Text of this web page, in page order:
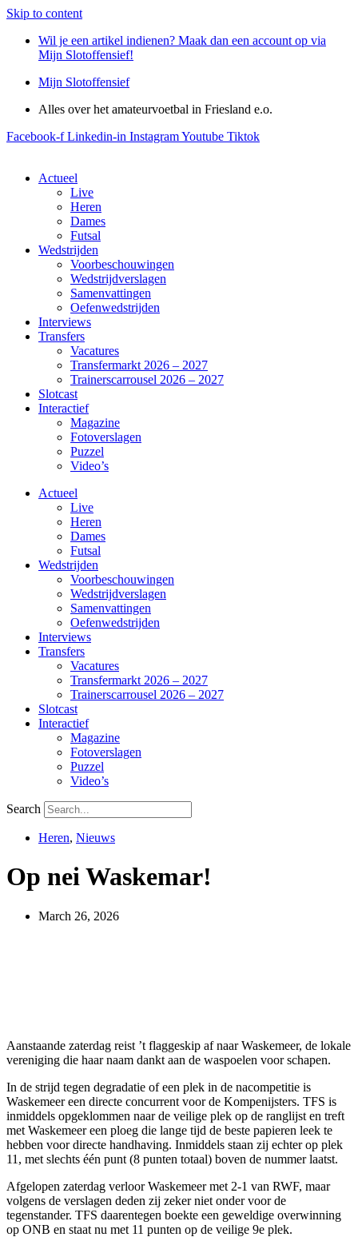
Skip to content
Wil je een artikel indienen? Maak dan een account op via
Mijn Slotoffensief!
Mijn Slotoffensief
Alles over het amateurvoetbal in Friesland e.o.
Facebook-f Linkedin-in InstagramYoutube Tiktok
Actueel
Live
Heren
Dames
Futsal
Wedstrijden
Voorbeschouwingen
Wedstrijdverslagen
Samenvattingen
Oefenwedstrijden
Interviews
Transfers
Vacatures
Transfermarkt 2026 – 2027
Trainerscarrousel 2026 – 2027
Slotcast
Interactief
Magazine
Fotoverslagen
Puzzel
Video’s
Actueel
Live
Heren
Dames
Futsal
Wedstrijden
Voorbeschouwingen
Wedstrijdverslagen
Samenvattingen
Oefenwedstrijden
Interviews
Transfers
Vacatures
Transfermarkt 2026 – 2027
Trainerscarrousel 2026 – 2027
Slotcast
Interactief
Magazine
Fotoverslagen
Puzzel
Video’s
Search
Heren, Nieuws
Op nei Waskemar!
March 26, 2026
Aanstaande zaterdag reist ’t flaggeskip af naar Waskemeer, de lokale
vereniging die haar naam dankt aan de waspoelen voor schapen.
In de strijd tegen degradatie of een plek in de nacompetitie is
Waskemeer een directe concurrent voor de Kompenijsters. TFS is
inmiddels opgeklommen naar de veilige plek op de ranglijst en treft
met Waskemeer een ploeg die lange tijd de beste papieren leek te
hebben voor directe handhaving. Inmiddels staan zij echter op plek
11, met slechts één punt (8 punten totaal) boven de nummer laatst.
Afgelopen zaterdag verloor Waskemeer met 2-1 van RWF, maar
volgens de verslagen deden zij zeker niet onder voor de
tegenstander. TFS daarentegen boekte een geweldige overwinning
op ONB en staat nu met 11 punten op de veilige 9e plek.